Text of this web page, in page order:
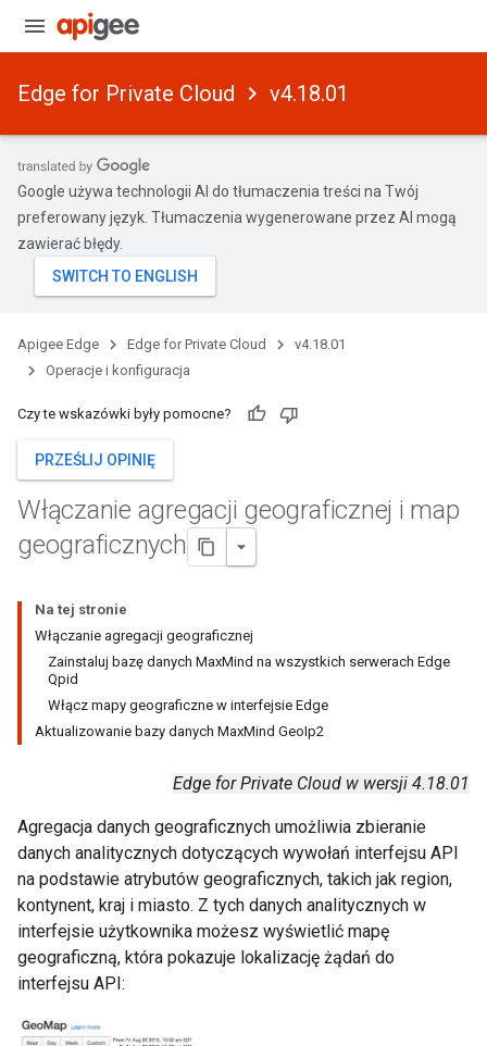
Edge for Private Cloud v4.18.01
Google używa technologii AI do tłumaczenia treści na Twój
preferowany język. Tłumaczenia wygenerowane przez AI mogą
zawierać błędy.
Apigee Edge Edge for Private Cloud
v4.18.01
Operacje i konfiguracja
Czy te wskazówki były pomocne?
PRZEŚLIJ OPINIĘ
Włączanie agregacji geograficznej i map
geograficznych
Na tej stronie
Włączanie agregacji geograficznej
Zainstaluj bazę danych MaxMind na wszystkich serwerach Edge
Qpid
Włącz mapy geograficzne w interfejsie Edge
Aktualizowanie bazy danych MaxMind GeoIp2
Edge for Private Cloud w wersji 4.18.01
Agregacja danych geograficznych umożliwia zbieranie
danych analitycznych dotyczących wywołań interfejsu API
na podstawie atrybutów geograficznych, takich jak region,
kontynent, kraj i miasto. Z tych danych analitycznych w
interfejsie użytkownika możesz wyświetlić mapę
geograficzną, która pokazuje lokalizację żądań do
interfejsu API: